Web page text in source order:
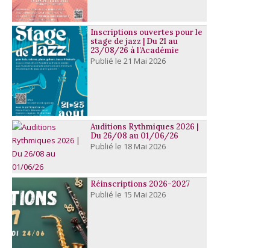
Inscriptions ouvertes pour le
stage de jazz | Du 21 au
23/08/26 à l’Académie
21 Mai 2026
Auditions Rythmiques 2026 |
Du 26/08 au 01/06/26
18 Mai 2026
Réinscriptions 2026-2027
15 Mai 2026